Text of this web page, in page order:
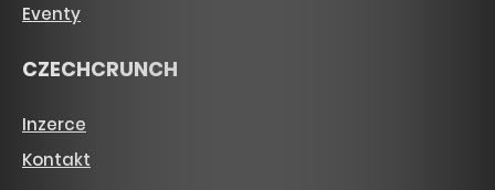
Eventy
CZECHCRUNCH
Inzerce
Kontakt